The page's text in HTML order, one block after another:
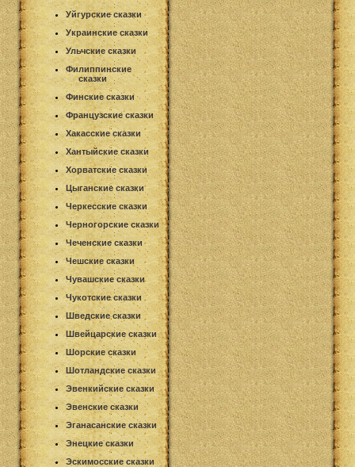
Уйгурские сказки
Украинские сказки
Ульчские сказки
Филиппинские
сказки
Финские сказки
Французские сказки
Хакасские сказки
Хантыйские сказки
Хорватские сказки
Цыганские сказки
Черкесские сказки
Черногорские сказки
Чеченские сказки
Чешские сказки
Чувашские сказки
Чукотские сказки
Шведские сказки
Швейцарские сказки
Шорские сказки
Шотландские сказки
Эвенкийские сказки
Эвенские сказки
Эганасанские сказки
Энецкие сказки
Эскимосские сказки